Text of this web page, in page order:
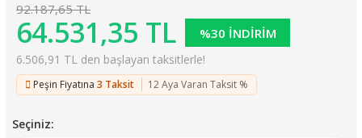
92.187,65 TL
64.531,35 TL %30 İNDİRİM
6.506,91 TL den başlayan taksitlerle!
Peşin Fiyatına 3 Taksit 12 Aya Varan Taksit %
Seçiniz: